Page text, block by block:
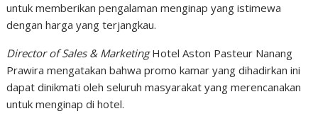
untuk memberikan pengalaman menginap yang istimewa
dengan harga yang terjangkau.
Director of Sales & MarketingHotel Aston Pasteur Nanang
Prawira mengatakan bahwa promo kamar yang dihadirkan ini
dapat dinikmati oleh seluruh masyarakat yang merencanakan
untuk menginap di hotel.